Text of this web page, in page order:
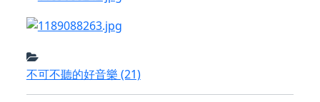
不可不聽的好音樂 (21)